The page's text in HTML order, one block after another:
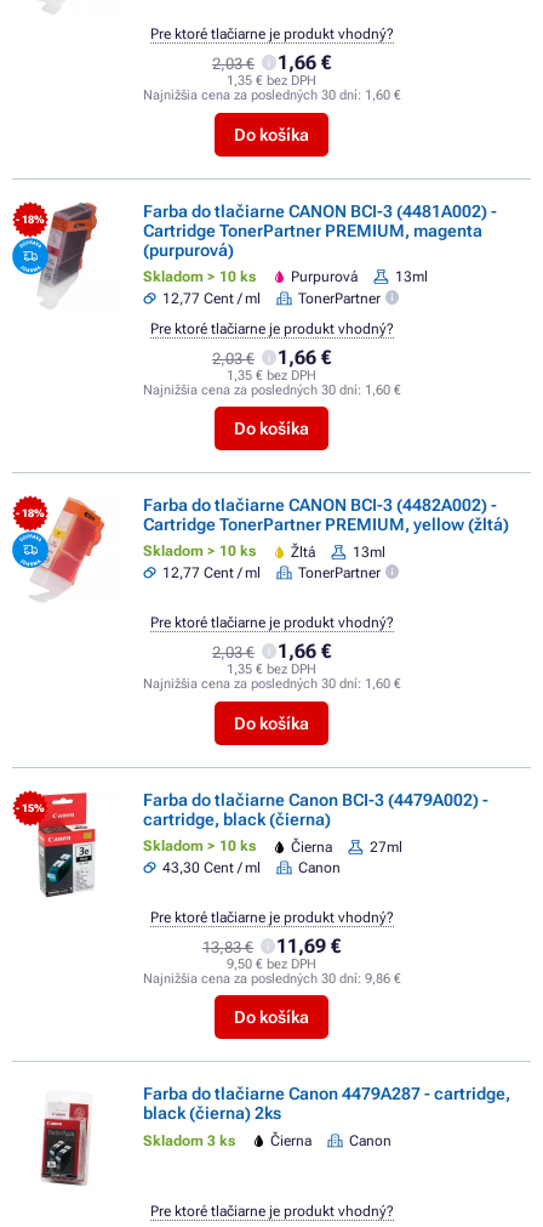
2,03 € 1,66 €
1,35 € bez DPH
Najnižšia cena za posledných 30 dní: 1,60 €
Do košíka
Pre ktoré tlačiarne je produkt vhodný?
- 18%
Farba do tlačiarne CANON BCI-3 (4481A002) -
Cartridge TonerPartner PREMIUM, magenta
(purpurová)
Skladom > 10 ks Purpurová
13ml
12,77 Cent / ml
TonerPartner
2,03 € 1,66 €
1,35 € bez DPH
Najnižšia cena za posledných 30 dní: 1,60 €
Do košíka
Pre ktoré tlačiarne je produkt vhodný?
- 18%
Farba do tlačiarne CANON BCI-3 (4482A002) -
Cartridge TonerPartner PREMIUM, yellow (žltá)
Skladom > 10 ks Žltá
13ml
12,77 Cent / ml
TonerPartner
2,03 € 1,66 €
1,35 € bez DPH
Najnižšia cena za posledných 30 dní: 1,60 €
Do košíka
Pre ktoré tlačiarne je produkt vhodný?
- 15%
Farba do tlačiarne Canon BCI-3 (4479A002) -
cartridge, black (čierna)
Skladom > 10 ks Čierna
27ml
43,30 Cent / ml
Canon
13,83 € 11,69 €
9,50 € bez DPH
Najnižšia cena za posledných 30 dní: 9,86 €
Do košíka
Pre ktoré tlačiarne je produkt vhodný?
Farba do tlačiarne Canon 4479A287 - cartridge,
black (čierna) 2ks
Skladom 3 ks Čierna Canon
Pre ktoré tlačiarne je produkt vhodný?